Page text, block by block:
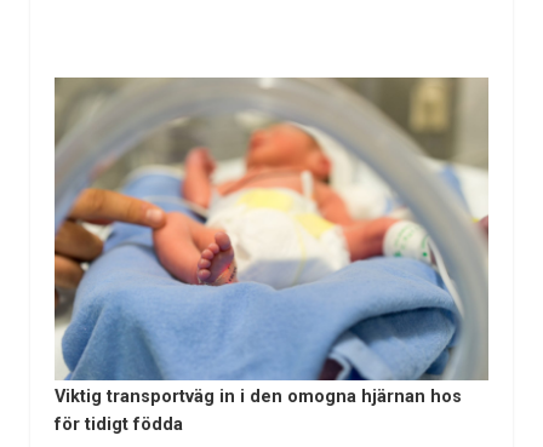
Viktig transportväg in i den omogna hjärnan hos
för tidigt födda